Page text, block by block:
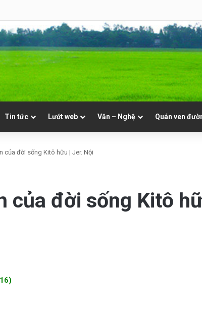
| NVT
Tin tức Lướt web Văn – Nghệ Quán ven
của đời sống Kitô hữu | Jer. Nội
của đời sống Kitô